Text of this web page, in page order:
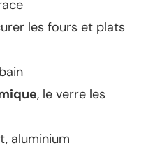
les fours et plats
, le verre les
aluminium